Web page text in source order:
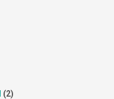
(2)